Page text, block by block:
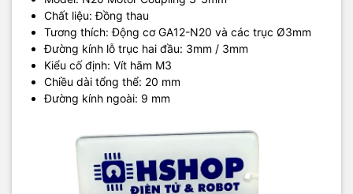
Chất liệu: Đồng thau
Tương thích: Động cơ GA12-N20 và các trục Ø3mm
Đường kính lỗ trục hai đầu: 3mm / 3mm
Kiểu cố định: Vít hãm M3
Chiều dài tổng thể: 20 mm
Đường kính ngoài: 9 mm